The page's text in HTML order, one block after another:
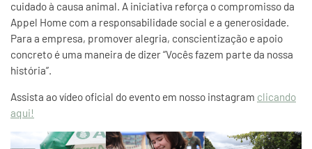
cuidado à causa animal. A iniciativa reforça o compromisso da
Appel Home com a responsabilidade social e a generosidade.
Para a empresa, promover alegria, conscientização e apoio
concreto é uma maneira de dizer “Vocês fazem parte da nossa
história”.
Assista ao vídeo oficial do evento em nosso instagram clicando
aqui!